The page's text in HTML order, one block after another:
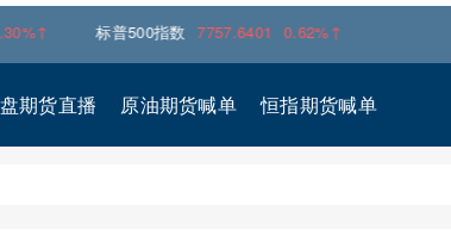
标普500指数 7757.6401 0.62%↑
期货直播 原油期货喊单 恒指期货喊单